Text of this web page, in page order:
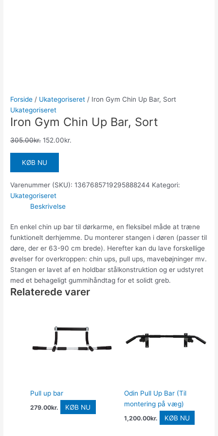
Forside / Ukategoriseret / Iron Gym Chin Up Bar, Sort
Ukategoriseret
Iron Gym Chin Up Bar, Sort
305.00kr. 152.00kr.
KØB NU
Varenummer (SKU):1367685719295888244 Kategori:
Ukategoriseret
Beskrivelse
En enkel chin up bar til dørkarme, en fleksibel måde at træne
funktionelt derhjemme. Du monterer stangen i døren (passer til
døre, der er 63-90 cm brede). Herefter kan du lave forskellige
øvelser for overkroppen: chin ups, pull ups, mavebøjninger mv.
Stangen er lavet af en holdbar stålkonstruktion og er udstyret
med et behageligt gummihåndtag for et solidt greb.
Relaterede varer
Pull up bar
279.00kr. KØB NU
Odin Pull Up Bar (Til
montering på væg)
1,200.00kr. KØB NU